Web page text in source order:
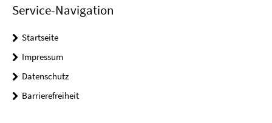
Service-Navigation
Startseite
Impressum
Datenschutz
Barrierefreiheit